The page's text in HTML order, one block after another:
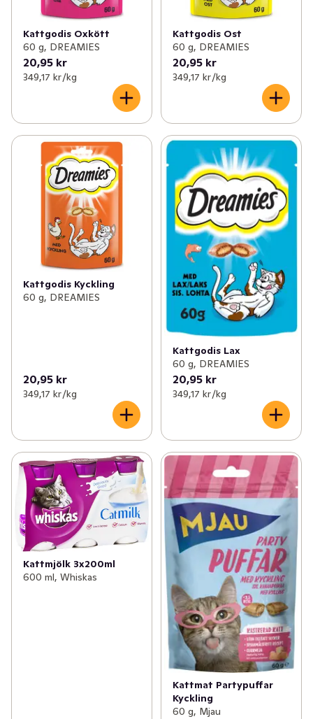
Kattgodis Oxkött
60 g, DREAMIES
20,95 kr
349,17 kr /kg
Kattgodis Ost
60 g, DREAMIES
20,95 kr
349,17 kr /kg
Kattgodis Kyckling
60 g, DREAMIES
20,95 kr
349,17 kr /kg
Kattgodis Lax
60 g, DREAMIES
20,95 kr
349,17 kr /kg
Kattmjölk 3x200ml
600 ml, Whiskas
Kattmat Partypuffar
Kyckling
60 g, Mjau